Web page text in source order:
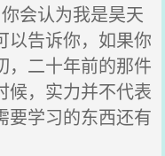
会认为我是昊天
以告诉你，如果你
，二十年前的那件
候，实力并不代表
要学习的东西还有